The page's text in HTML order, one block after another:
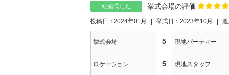
結婚式した 挙式会場の評価
投稿日：2024年01月 挙式日：2023年10月 渡
挙式会場 5 現地パーティー
ロケーション 5 現地スタッフ